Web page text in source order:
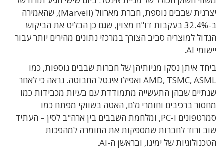
יצרנית שבבים נוספת, חברת מארוול (Marvell), שהאמירה
ב-32.4% בעקבות דו"ח מצוין, שגם כן הבליט את הביקוש
הגדול למוצריה סביב הצורך במרכזי נתונים מהירים יותר עבור
יישומי AI.
ביחד איתן נסקו מניותיהן של חברות שבבים נוספות, כמו
AMD, TSMC, ASML ואפילו אינטל החבוטה. נראה כי לאחר
שנתיים שבהן התעשייה מתמודדת עם בעיות מכבידות כמו
מחסור ברכיבים וחומרי גלם, האטה בשווקי מפתח כמו
סמרטפונים ו-PC, ומלחמת השבבים בין ארה"ב לסין – העתיד
שוב ורוד לחברות שמספקות את החומרה למהפכות
הטכנולוגיות של ימינו, ובראשן ה-AI.